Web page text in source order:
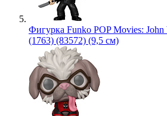
Фигурка Funko POP Movies:
(1763) (83572) (9,5 см)